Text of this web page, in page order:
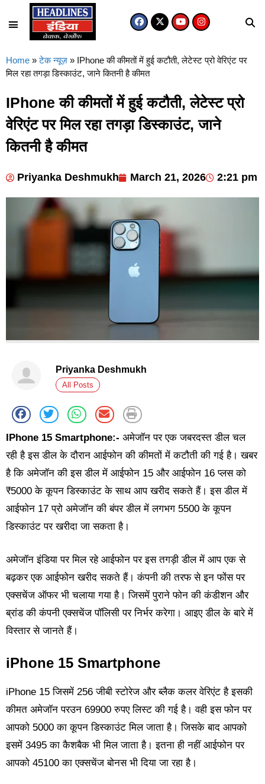
Home » टेक न्यूज़ » IPhone की कीमतों में हुई कटौती, लेटेस्ट प्रो वेरिएंट पर
मिल रहा तगड़ा डिस्काउंट, जाने कितनी है कीमत
IPhone की कीमतों में हुई कटौती, लेटेस्ट प्रो
वेरिएंट पर मिल रहा तगड़ा डिस्काउंट, जाने
कितनी है कीमत
Priyanka Deshmukh March 21, 2026 2:21 pm
Priyanka Deshmukh
All Posts
IPhone 15 Smartphone:- अमेजॉन पर एक जबरदस्त डील चल
रही है इस डील के दौरान आईफोन की कीमतों में कटौती की गई है। खबर
है कि अमेजॉन की इस डील में आईफोन 15 और आईफोन 16 प्लस को
₹5000 के कूपन डिस्काउंट के साथ आप खरीद सकते हैं। इस डील में
आईफोन 17 प्रो अमेजॉन की बंपर डील में लगभग 5500 के कूपन
डिस्काउंट पर खरीदा जा सकता है।
अमेजॉन इंडिया पर मिल रहे आईफोन पर इस तगड़ी डील में आप एक से
बढ़कर एक आईफोन खरीद सकते हैं। कंपनी की तरफ से इन फोंस पर
एक्सचेंज ऑफर भी चलाया गया है। जिसमें पुराने फोन की कंडीशन और
ब्रांड की कंपनी एक्सचेंज पॉलिसी पर निर्भर करेगा। आइए डील के बारे में
विस्तार से जानते हैं।
iPhone 15 Smartphone
iPhone 15 जिसमें 256 जीबी स्टोरेज और ब्लैक कलर वेरिएंट है इसकी
कीमत अमेजॉन परउन 69900 रुपए लिस्ट की गई है। वही इस फोन पर
आपको 5000 का कूपन डिस्काउंट मिल जाता है। जिसके बाद आपको
इसमें 3495 का कैशबैक भी मिल जाता है। इतना ही नहीं आईफोन पर
आपको 45100 का एक्सचेंज बोनस भी दिया जा रहा है।